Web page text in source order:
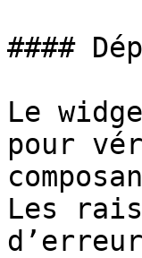
####
Le
pour
Les